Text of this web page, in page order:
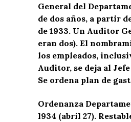
General del
de dos años, a partir
de 1933. Un Auditor
eran dos). El
los empleados,
Auditor, se deja al
Se ordena plan de
Ordenanza
l934 (abril 27).